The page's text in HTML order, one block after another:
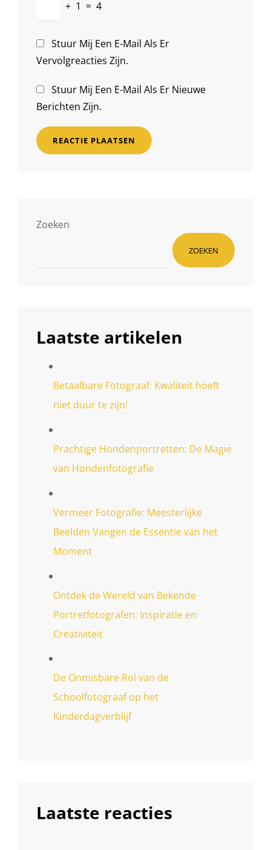
+ 1 = 4
Stuur Mij Een E-Mail Als Er
Vervolgreacties Zijn.
Stuur Mij Een E-Mail Als Er Nieuwe
Berichten Zijn.
Zoeken
ZOEKEN
Laatste artikelen
Betaalbare Fotograaf: Kwaliteit hoeft
niet duur te zijn!
Prachtige Hondenportretten: De Magie
van Hondenfotografie
Vermeer Fotografie: Meesterlijke
Beelden Vangen de Essentie van het
Moment
Ontdek de Wereld van Bekende
Portretfotografen: Inspiratie en
Creativiteit
De Onmisbare Rol van de
Schoolfotograaf op het
Kinderdagverblijf
Laatste reacties